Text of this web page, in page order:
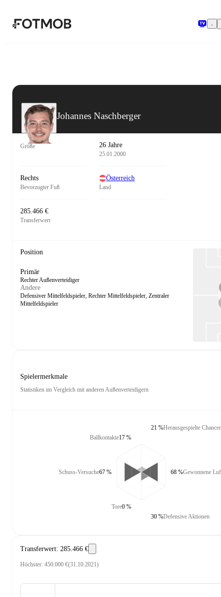
Johannes Naschberger
Größe 26 Jahre
25.01.2000
Rechts
Bevorzugter Fuß
Österreich
Land
285.466 €
Transferwert
Position
Primär
Rechter Außenverteidiger
Andere
Defensiver Mittelfeldspieler, Rechter Mittelfeldspieler, Zentraler
Mittelfeldspieler
Spielermerkmale
Statistiken im Vergleich mit anderen Außenverteidigern
Ballkontakte17 %
Schuss-Versuche67 %
Tore0 %
Herausgespielte
21 %
Gewonnene
68 %
Defensive Aktionen
30 %
Transferwert: 285.466 €
Höchster: 450.000 €(31.10.2021)